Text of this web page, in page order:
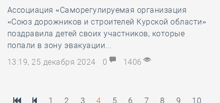
Ассоциация «Саморегулируемая организация
«Союз дорожников и строителей Курской области»
поздравила детей своих участников, которые
попали в зону эвакуации...
13:19, 25 декабря 2024
0 1406
1 2 3 4 5 6 7 8 9 10